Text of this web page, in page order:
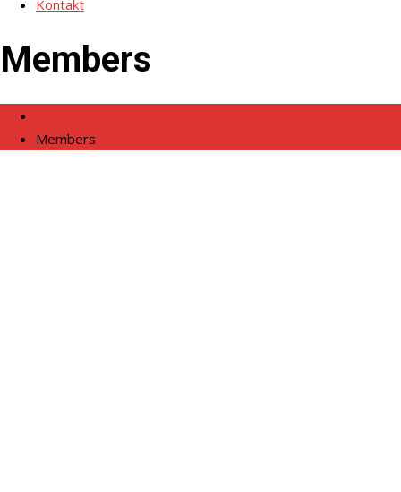
Kontakt
Members
Members